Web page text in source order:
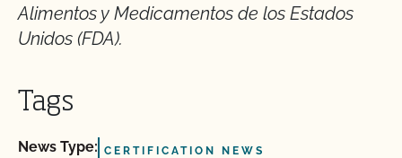
Alimentos y Medicamentos de los Estados
Unidos (FDA).
Tags
News Type: CERTIFICATION NEWS